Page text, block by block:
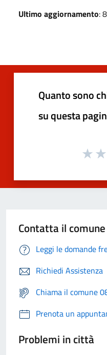
Ultimo aggiornamento:
Quanto sono
su questa
Contatta il comune
Leggi le domande
Richiedi Assistenza
Chiama il comune
Prenota un
Problemi in città